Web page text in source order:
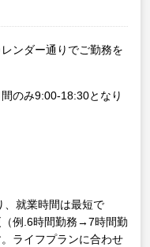
ンダー通りでご勤務を
のみ9:00-18:30となり
、就業時間は最短で
（例.6時間勤務→7時間勤
ライフプランに合わせ